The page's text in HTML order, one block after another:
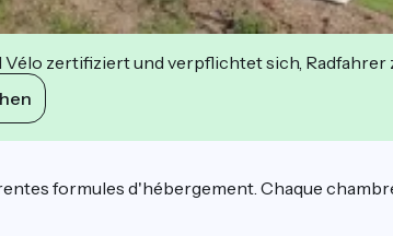
Vélo zertifiziert und verpflichtet sich, Radfahrer
formules d'hébergement. Chaque